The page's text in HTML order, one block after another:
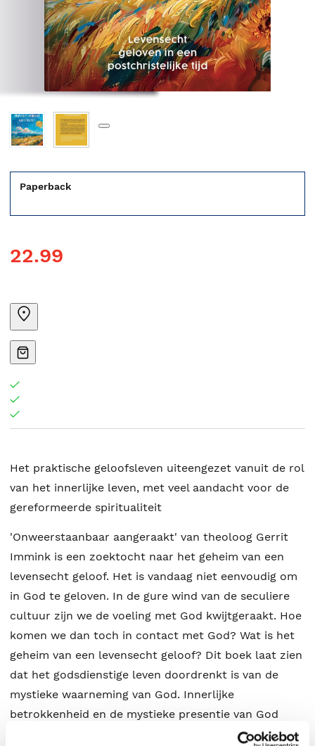
Paperback
22.99
Het praktische geloofsleven uiteengezet vanuit de rol
van het innerlijke leven, met veel aandacht voor de
gereformeerde spiritualiteit
'Onweerstaanbaar aangeraakt' van theoloog Gerrit
Immink is een zoektocht naar het geheim van een
levensecht geloof. Het is vandaag niet eenvoudig om
in God te geloven. In de gure wind van de seculiere
cultuur zijn we de voeling met God kwijtgeraakt. Hoe
komen we dan toch in contact met God? Wat is het
geheim van een levensecht geloof? Dit boek laat zien
dat het godsdienstige leven doordrenkt is van de
mystieke waarneming van God. Innerlijke
betrokkenheid en de mystieke presentie van God
gaan daarbij hand in hand. Dat maakt het geloof